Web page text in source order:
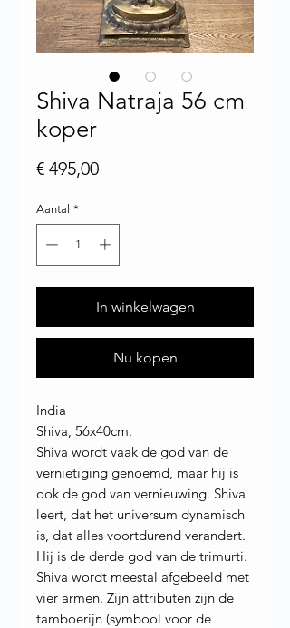
Shiva Natraja 56 cm
koper
€ 495,00Prijs
Aantal *
In winkelwagen
Nu kopen
India
Shiva, 56x40cm.
Shiva wordt vaak de god van de
vernietiging genoemd, maar hij is
ook de god van vernieuwing. Shiva
leert, dat het universum dynamisch
is, dat alles voortdurend verandert.
Hij is de derde god van de trimurti.
Shiva wordt meestal afgebeeld met
vier armen. Zijn attributen zijn de
tamboerijn (symbool voor de